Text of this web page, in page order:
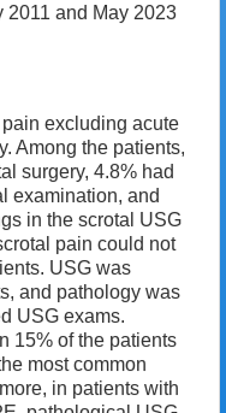
2011 and May 2023
excluding acute
Among the patients,
surgery, 4.8% had
examination, and
in the scrotal USG
pain could not
USG was
and pathology was
USG exams.
15% of the patients
most common
in patients with